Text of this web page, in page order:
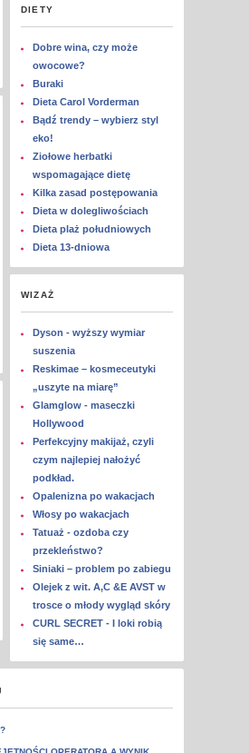
DIETY
Dobre wina, czy może
owocowe?
Buraki
Dieta Carol Vorderman
Bądź trendy – wybierz styl
eko!
Ziołowe herbatki
wspomagające dietę
Kilka zasad postępowania
Dieta w dolegliwościach
Dieta plaż południowych
Dieta 13-dniowa
WIZAŻ
Dyson - wyższy wymiar
suszenia
Reskimae – kosmeceutyki
„uszyte na miarę”
Glamglow - maseczki
Hollywood
Perfekcyjny makijaż, czyli
czym najlepiej nałożyć
podkład.
Opalenizna po wakacjach
Włosy po wakacjach
Tatuaż - ozdoba czy
przekleństwo?
Siniaki – problem po zabiegu
Olejek z wit. A,C &E AVST w
trosce o młody wygląd skóry
CURL SECRET - I loki robią
się same…